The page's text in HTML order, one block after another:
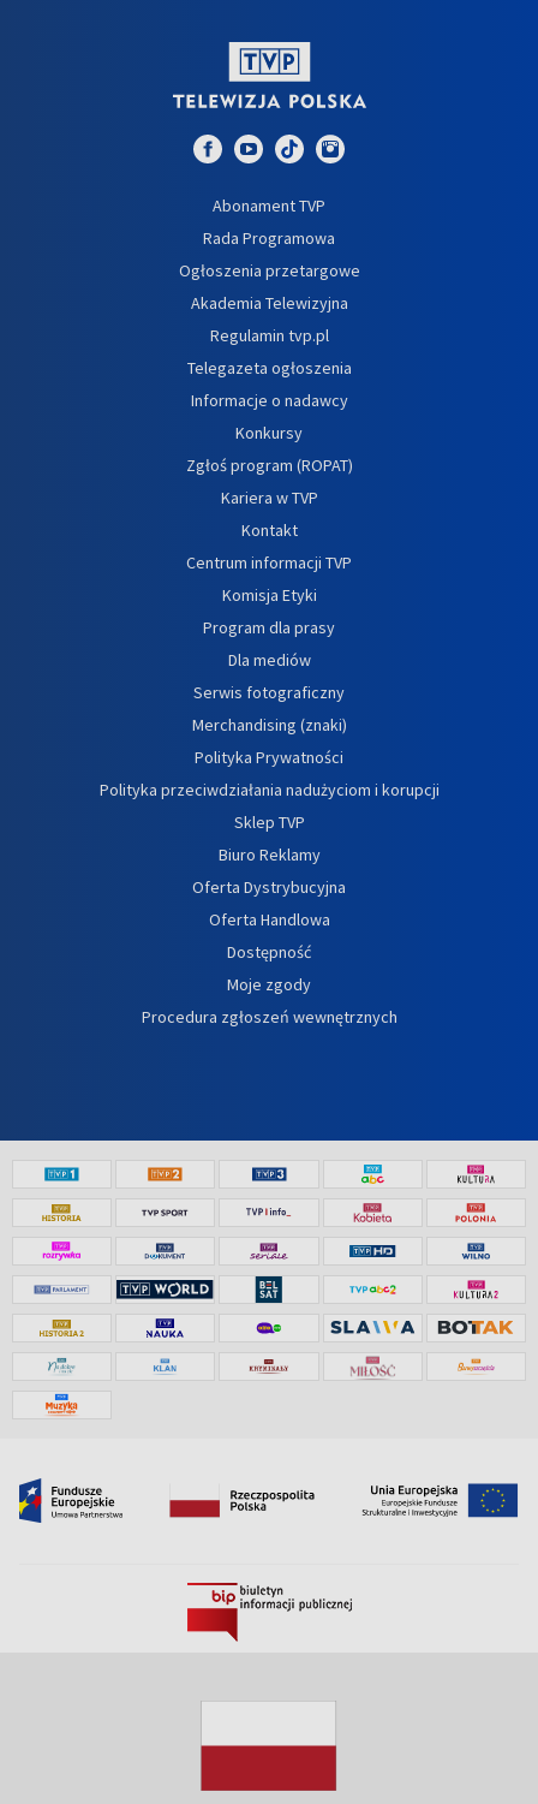
Abonament TVP
Rada Programowa
Ogłoszenia przetargowe
Akademia Telewizyjna
Regulamin tvp.pl
Telegazeta ogłoszenia
Informacje o nadawcy
Konkursy
Zgłoś program (ROPAT)
Kariera w TVP
Kontakt
Centrum informacji TVP
Komisja Etyki
Program dla prasy
Dla mediów
Serwis fotograficzny
Merchandising (znaki)
Polityka Prywatności
Polityka przeciwdziałania nadużyciom i korupcji
Sklep TVP
Biuro Reklamy
Oferta Dystrybucyjna
Oferta Handlowa
Dostępność
Moje zgody
Procedura zgłoszeń wewnętrznych